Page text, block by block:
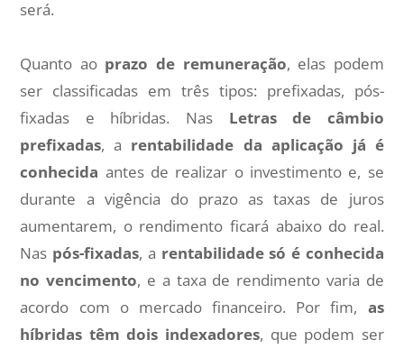
será.
Quanto ao prazo de remuneração, elas podem
ser classificadas em três tipos: prefixadas, pós-
fixadas e híbridas. Nas Letras de câmbio
prefixadas, a rentabilidade da aplicação já é
conhecida antes de realizar o investimento e, se
durante a vigência do prazo as taxas de juros
aumentarem, o rendimento ficará abaixo do real.
Nas pós-fixadas, a rentabilidade só é conhecida
no vencimento, e a taxa de rendimento varia de
acordo com o mercado financeiro. Por fim, as
híbridas têm dois indexadores, que podem ser